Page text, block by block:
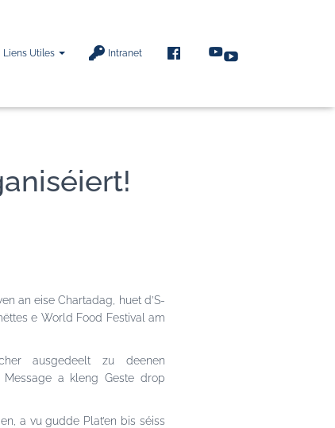
Liens Utiles Intranet
an eise Chartadag, huet d’S-
e World Food Festival am
ausgedeelt zu deenen
a kleng Geste drop
a vu gudde Plat’en bis séiss